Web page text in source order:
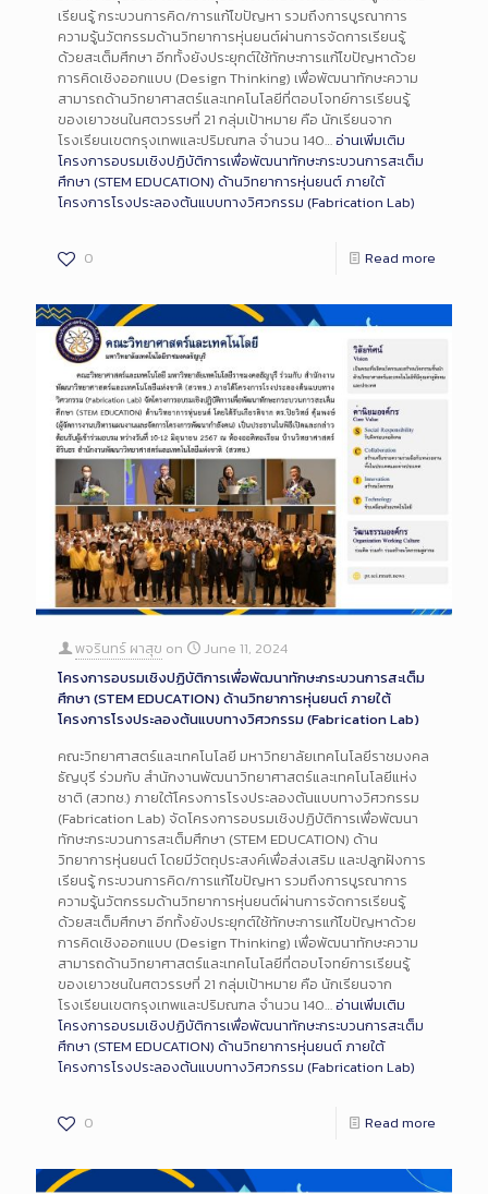
เรียนรู้ กระบวนการคิด/การแก้ไขปัญหา รวมถึงการบูรณาการ
ความรู้นวัตกรรมด้านวิทยาการหุ่นยนต์ผ่านการจัดการเรียนรู้
ด้วยสะเต็มศึกษา อีกทั้งยังประยุกต์ใช้ทักษะการแก้ไขปัญหาด้วย
การคิดเชิงออกแบบ (Design Thinking) เพื่อพัฒนาทักษะความ
สามารถด้านวิทยาศาสตร์และเทคโนโลยีที่ตอบโจทย์การเรียนรู้
ของเยาวชนในศตวรรษที่ 21 กลุ่มเป้าหมาย คือ นักเรียนจาก
โรงเรียนเขตกรุงเทพและปริมณฑล จำนวน 140…อ่านเพิ่มเติม
โครงการอบรมเชิงปฏิบัติการเพื่อพัฒนาทักษะกระบวนการสะเต็ม
ศึกษา (STEM EDUCATION) ด้านวิทยาการหุ่นยนต์ ภายใต้
โครงการโรงประลองต้นแบบทางวิศวกรรม (Fabrication Lab)
0 Read more
พจรินทร์ ผาสุข on
June 11, 2024
โครงการอบรมเชิงปฏิบัติการเพื่อพัฒนาทักษะกระบวนการสะเต็ม
ศึกษา (STEM EDUCATION) ด้านวิทยาการหุ่นยนต์ ภายใต้
โครงการโรงประลองต้นแบบทางวิศวกรรม (Fabrication Lab)
คณะวิทยาศาสตร์และเทคโนโลยี มหาวิทยาลัยเทคโนโลยีราชมงคล
ธัญบุรี ร่วมกับ สำนักงานพัฒนาวิทยาศาสตร์และเทคโนโลยีแห่ง
ชาติ (สวทช.) ภายใต้โครงการโรงประลองต้นแบบทางวิศวกรรม
(Fabrication Lab) จัดโครงการอบรมเชิงปฏิบัติการเพื่อพัฒนา
ทักษะกระบวนการสะเต็มศึกษา (STEM EDUCATION) ด้าน
วิทยาการหุ่นยนต์ โดยมีวัตถุประสงค์เพื่อส่งเสริม และปลูกฝังการ
เรียนรู้ กระบวนการคิด/การแก้ไขปัญหา รวมถึงการบูรณาการ
ความรู้นวัตกรรมด้านวิทยาการหุ่นยนต์ผ่านการจัดการเรียนรู้
ด้วยสะเต็มศึกษา อีกทั้งยังประยุกต์ใช้ทักษะการแก้ไขปัญหาด้วย
การคิดเชิงออกแบบ (Design Thinking) เพื่อพัฒนาทักษะความ
สามารถด้านวิทยาศาสตร์และเทคโนโลยีที่ตอบโจทย์การเรียนรู้
ของเยาวชนในศตวรรษที่ 21 กลุ่มเป้าหมาย คือ นักเรียนจาก
โรงเรียนเขตกรุงเทพและปริมณฑล จำนวน 140…อ่านเพิ่มเติม
โครงการอบรมเชิงปฏิบัติการเพื่อพัฒนาทักษะกระบวนการสะเต็ม
ศึกษา (STEM EDUCATION) ด้านวิทยาการหุ่นยนต์ ภายใต้
โครงการโรงประลองต้นแบบทางวิศวกรรม (Fabrication Lab)
0 Read more